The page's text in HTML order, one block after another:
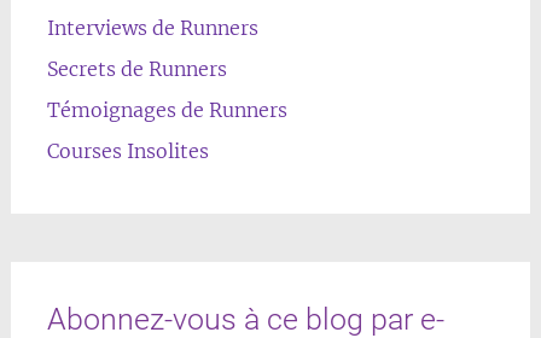
Interviews de Runners
Secrets de Runners
Témoignages de Runners
Courses Insolites
Abonnez-vous à ce blog par e-